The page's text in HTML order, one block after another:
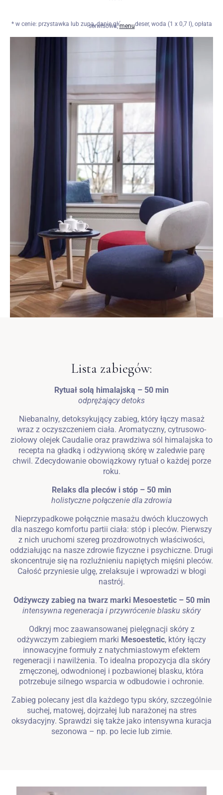
* w cenie: przystawka lub zupa, danie główne, deser, woda (1 x 0,7 l), opłata
serwisowa,menu
Lista zabiegów:
Rytuał solą himalajską – 50 min
odprężający detoks
Niebanalny, detoksykujący zabieg, który łączy masaż
wraz z oczyszczeniem ciała. Aromatyczny, cytrusowo-
ziołowy olejek Caudalie oraz prawdziwa sól himalajska to
recepta na gładką i odżywioną skórę w zaledwie parę
chwil. Zdecydowanie obowiązkowy rytuał o każdej porze
roku.
Relaks dla pleców i stóp – 50 min
holistyczne połączenie dla zdrowia
Nieprzypadkowe połącznie masażu dwóch kluczowych
dla naszego komfortu partii ciała: stóp i pleców. Pierwszy
z nich uruchomi szereg prozdrowotnych właściwości,
oddziałując na nasze zdrowie fizyczne i psychiczne. Drugi
skoncentruje się na rozluźnieniu napiętych mięśni pleców.
Całość przyniesie ulgę, zrelaksuje i wprowadzi w błogi
nastrój.
Odżywczy zabieg na twarz marki Mesoestetic – 50 min
intensywna regeneracja i przywrócenie blasku skóry
Odkryj moc zaawansowanej pielęgnacji skóry z
odżywczym zabiegiem marki Mesoestetic, który łączy
innowacyjne formuły z natychmiastowym efektem
regeneracji i nawilżenia. To idealna propozycja dla skóry
zmęczonej, odwodnionej i pozbawionej blasku, która
potrzebuje silnego wsparcia w odbudowie i ochronie.
Zabieg polecany jest dla każdego typu skóry, szczególnie
suchej, matowej, dojrzałej lub narażonej na stres
oksydacyjny. Sprawdzi się także jako intensywna kuracja
sezonowa – np. po lecie lub zimie.